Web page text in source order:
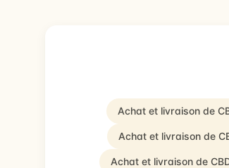
Achat et livraison de
Achat et livraison de
Achat et livraison de